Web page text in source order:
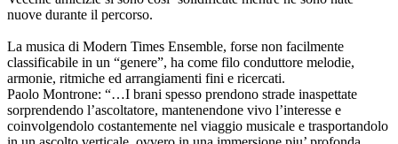
nuove durante il percorso.
La musica di Modern Times Ensemble, forse non facilmente
classificabile in un “genere”, ha come filo conduttore melodie,
armonie, ritmiche ed arrangiamenti fini e ricercati.
Paolo Montrone: “…I brani spesso prendono strade inaspettate
sorprendendo l’ascoltatore, mantenendone vivo l’interesse e
coinvolgendolo costantemente nel viaggio musicale e trasportandolo